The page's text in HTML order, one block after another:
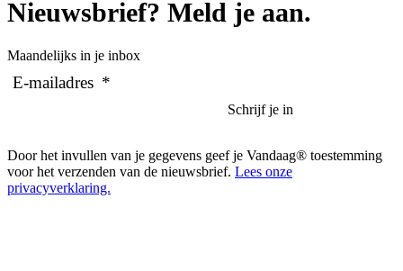
Nieuwsbrief? Meld je aan.
Maandelijks in je inbox
E-mailadres *
Door het invullen van je gegevens geef je Vandaag® toestemming
voor het verzenden van de nieuwsbrief. Lees onze
privacyverklaring.